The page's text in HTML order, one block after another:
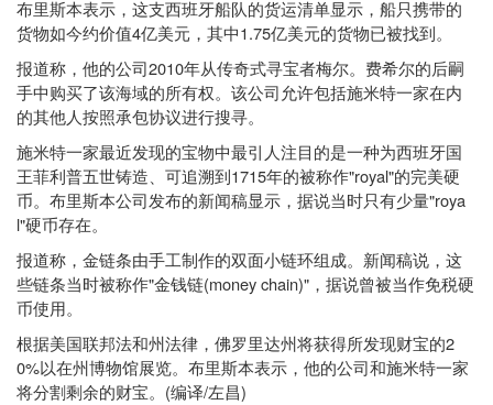
布里斯本表示，这支西班牙船队的货运清单显示，船只携带的
货物如今约价值4亿美元，其中1.75亿美元的货物已被找到。
报道称，他的公司 2010年从传奇式寻宝者梅尔。费希尔的后嗣
手中购买了该海域的所有权。该公司允许包括施米特一家在内
的其他人按照承包协议进行搜寻。
施米特一家最近发现的宝物中最引人注目的是一种为西班牙国
王菲利普五世铸造、可追溯到 1715年的被称作"royal"的完美硬
币。布里斯本公司发布的新闻稿显示，据说当时只有少量"roya
l"硬币存在。
报道称，金链条由手工制作的双面小链环组成。新闻稿说，这
些链条当时被称作"金钱链(money chain)" ，据说曾被当作免税硬
币使用。
根据美国联邦法和州法律，佛罗里达州将获得所发现财宝的2
0%以在州博物馆展览。布里斯本表示，他的公司和施米特一家
将分割剩余的财宝。 (编译/左昌)